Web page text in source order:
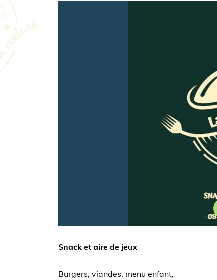
Snack et aire de jeux
Burgers, viandes, menu enfant,